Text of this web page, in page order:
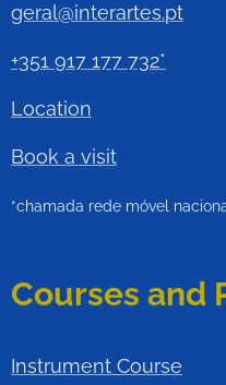
geral@interartes.pt
+351 917 177 732*
Location
Book a visit
*chamada rede móvel
Courses and
Instrument Course